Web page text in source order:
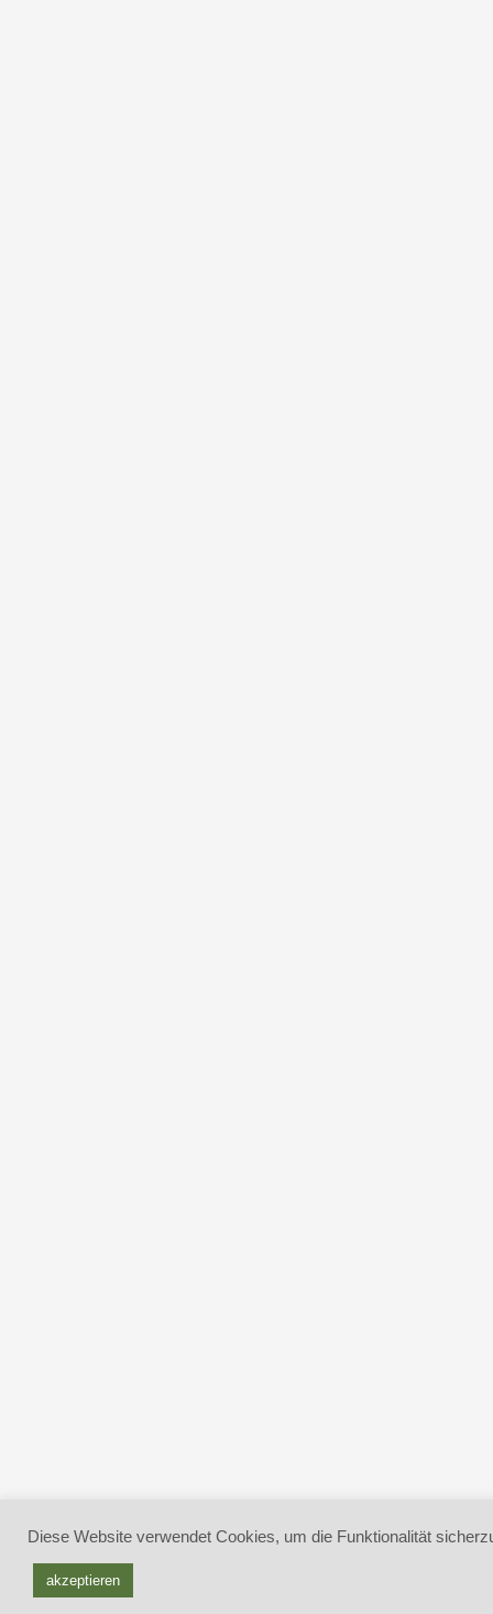
Diese Website verwendet Cookies, um die Funktionalität
akzeptieren